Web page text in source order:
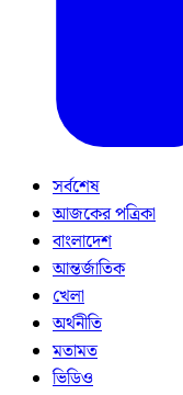
সর্বশেষ
আজকের পত্রিকা
বাংলাদেশ
আন্তর্জাতিক
খেলা
অর্থনীতি
মতামত
ভিডিও